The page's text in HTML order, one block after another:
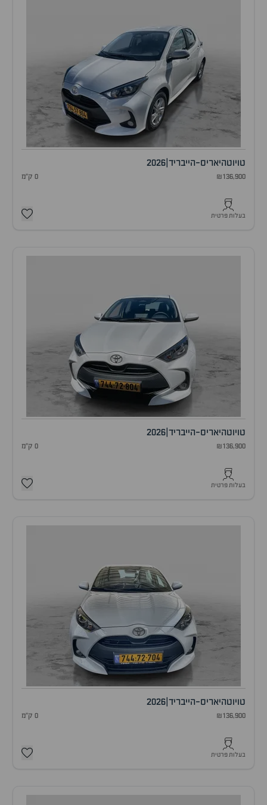
טויוטהיאריס-הייבריד 2026
₪136,900 0 ק"מ
בעלות פרטית
טויוטהיאריס-הייבריד 2026
₪136,900 0 ק"מ
בעלות פרטית
טויוטהיאריס-הייבריד 2026
₪136,900 0 ק"מ
בעלות פרטית